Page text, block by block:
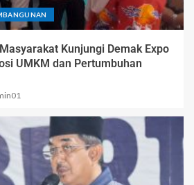
Kunjungi Demak Expo
UMKM dan Pertumbuhan